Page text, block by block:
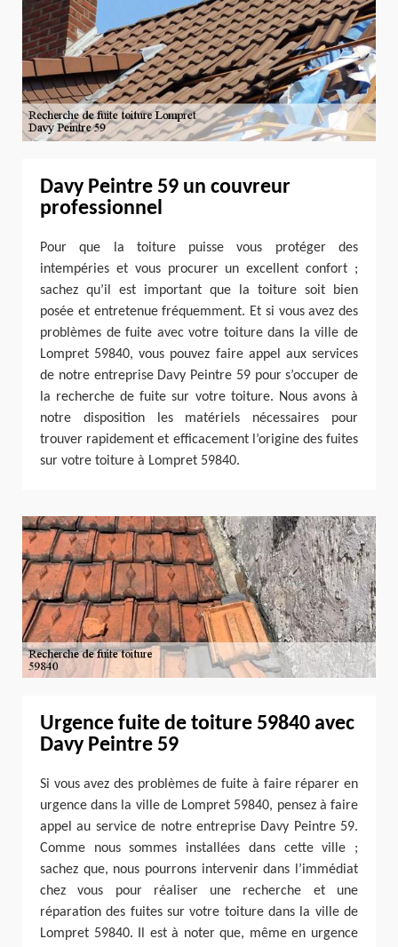
Davy Peintre 59 un couvreur
professionnel
Pour que la toiture puisse vous protéger des
intempéries et vous procurer un excellent confort ;
sachez qu’il est important que la toiture soit bien
posée et entretenue fréquemment. Et si vous avez des
problèmes de fuite avec votre toiture dans la ville de
Lompret 59840, vous pouvez faire appel aux services
de notre entreprise Davy Peintre 59 pour s’occuper de
la recherche de fuite sur votre toiture. Nous avons à
notre disposition les matériels nécessaires pour
trouver rapidement et efficacement l’origine des fuites
sur votre toiture à Lompret 59840.
Urgence fuite de toiture 59840 avec
Davy Peintre 59
Si vous avez des problèmes de fuite à faire réparer en
urgence dans la ville de Lompret 59840, pensez à faire
appel au service de notre entreprise Davy Peintre 59.
Comme nous sommes installées dans cette ville ;
sachez que, nous pourrons intervenir dans l’immédiat
chez vous pour réaliser une recherche et une
réparation des fuites sur votre toiture dans la ville de
Lompret 59840. Il est à noter que, même en urgence